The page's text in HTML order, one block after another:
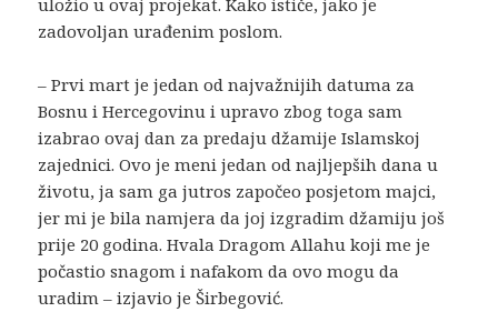
zadovoljan urađenim poslom.
– Prvi mart je jedan od najvažnijih datuma za
Bosnu i Hercegovinu i upravo zbog toga sam
izabrao ovaj dan za predaju džamije Islamskoj
zajednici. Ovo je meni jedan od najljepših dana u
životu, ja sam ga jutros započeo posjetom majci,
jer mi je bila namjera da joj izgradim džamiju još
prije 20 godina. Hvala Dragom Allahu koji me je
počastio snagom i nafakom da ovo mogu da
uradim – izjavio je Širbegović.